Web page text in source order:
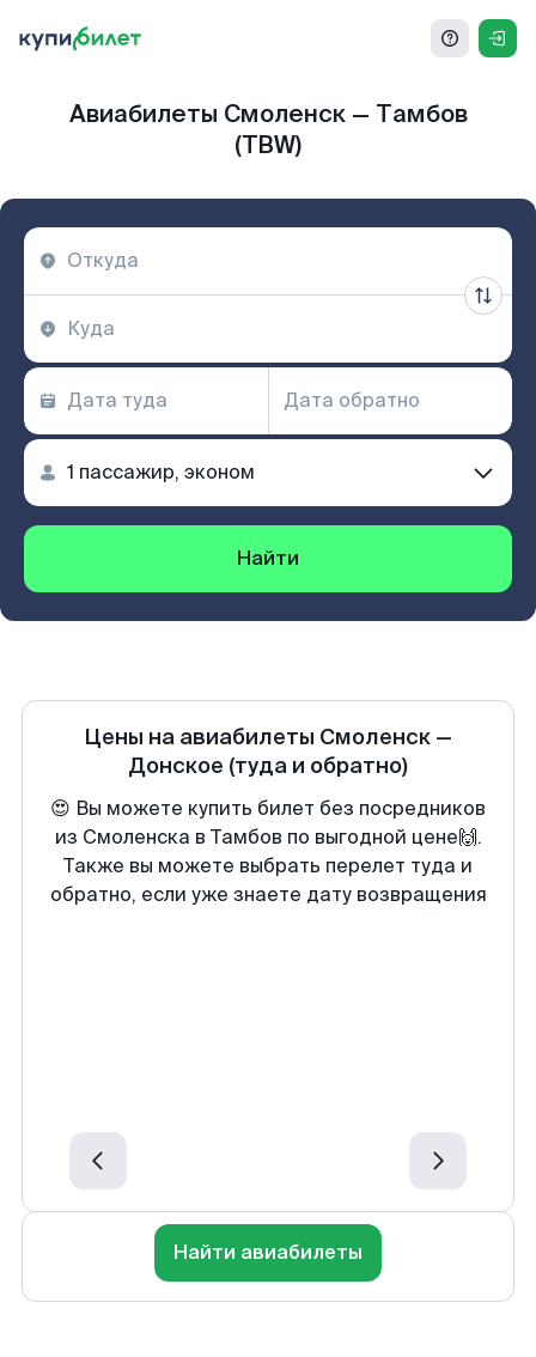
Авиабилеты Смоленск — Тамбов
(TBW)
Найти
Цены на авиабилеты Смоленск —
Донское (туда и обратно)
😍 Вы можете купить билет без посредников
из Смоленска в Тамбов по выгодной цене🙌.
Также вы можете выбрать перелет туда и
обратно, если уже знаете дату возвращения
Найти авиабилеты